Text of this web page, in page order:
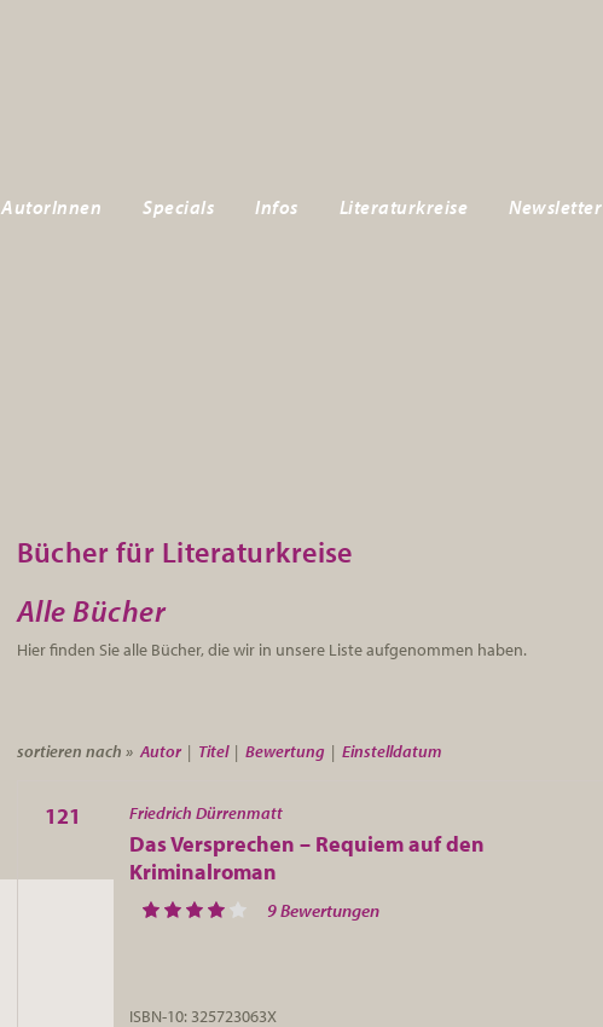
AutorInnen Specials Infos Literaturkreise Newsletter
Bücher für Literaturkreise
Alle Bücher
Hier finden Sie alle Bücher, die wir in unsere Liste aufgenommen haben.
sortieren nach »Autor | Titel | Bewertung | Einstelldatum
121 Friedrich Dürrenmatt
Das Versprechen – Requiem auf den
Kriminalroman
9 Bewertungen
ISBN-10: 325723063X